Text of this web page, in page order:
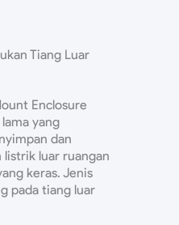
Tiang Luar
Enclosure
yang
dan
luar ruangan
keras. Jenis
pada tiang luar